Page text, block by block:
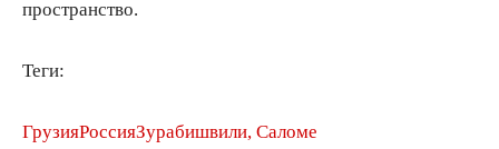
пространство.
Теги:
ГрузияРоссияЗурабишвили, Саломе